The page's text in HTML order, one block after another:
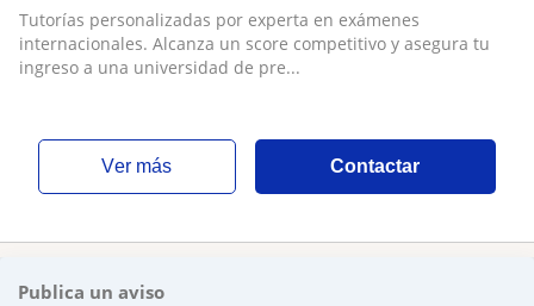
Tutorías personalizadas por experta en exámenes
internacionales. Alcanza un score competitivo y asegura tu
ingreso a una universidad de pre...
ver más Contactar
Publica un aviso